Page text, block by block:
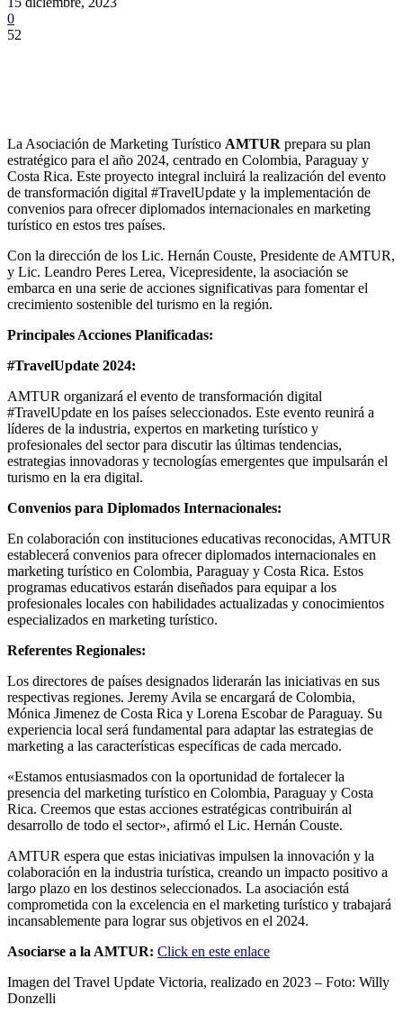
0
52
La Asociación de Marketing Turístico AMTUR prepara su plan
estratégico para el año 2024, centrado en Colombia, Paraguay y
Costa Rica. Este proyecto integral incluirá la realización del evento
de transformación digital #TravelUpdate y la implementación de
convenios para ofrecer diplomados internacionales en marketing
turístico en estos tres países.
Con la dirección de los Lic. Hernán Couste, Presidente de AMTUR,
y Lic. Leandro Peres Lerea, Vicepresidente, la asociación se
embarca en una serie de acciones significativas para fomentar el
crecimiento sostenible del turismo en la región.
Principales Acciones Planificadas:
#TravelUpdate 2024:
AMTUR organizará el evento de transformación digital
#TravelUpdate en los países seleccionados. Este evento reunirá a
líderes de la industria, expertos en marketing turístico y
profesionales del sector para discutir las últimas tendencias,
estrategias innovadoras y tecnologías emergentes que impulsarán el
turismo en la era digital.
Convenios para Diplomados Internacionales:
En colaboración con instituciones educativas reconocidas, AMTUR
establecerá convenios para ofrecer diplomados internacionales en
marketing turístico en Colombia, Paraguay y Costa Rica. Estos
programas educativos estarán diseñados para equipar a los
profesionales locales con habilidades actualizadas y conocimientos
especializados en marketing turístico.
Referentes Regionales:
Los directores de países designados liderarán las iniciativas en sus
respectivas regiones. Jeremy Avila se encargará de Colombia,
Mónica Jimenez de Costa Rica y Lorena Escobar de Paraguay. Su
experiencia local será fundamental para adaptar las estrategias de
marketing a las características específicas de cada mercado.
«Estamos entusiasmados con la oportunidad de fortalecer la
presencia del marketing turístico en Colombia, Paraguay y Costa
Rica. Creemos que estas acciones estratégicas contribuirán al
desarrollo de todo el sector», afirmó el Lic. Hernán Couste.
AMTUR espera que estas iniciativas impulsen la innovación y la
colaboración en la industria turística, creando un impacto positivo a
largo plazo en los destinos seleccionados. La asociación está
comprometida con la excelencia en el marketing turístico y trabajará
incansablemente para lograr sus objetivos en el 2024.
Asociarse a la AMTUR: Click en este enlace
Imagen del Travel Update Victoria, realizado en 2023 – Foto: Willy
Donzelli